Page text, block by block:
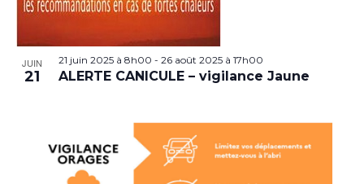
JUIN
21
21 juin 2025 à 8h00 - 26 août 2025 à 17h00
ALERTE CANICULE – vigilance Jaune